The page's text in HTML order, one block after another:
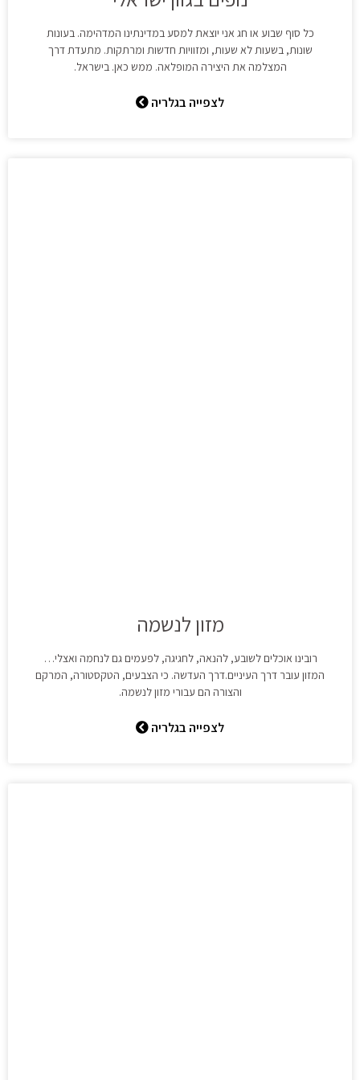
כל סוף שבוע או חג אני יוצאת למסע במדינתינו המדהימה. בעונות
שונות, בשעות לא שעות, ומזוויות חדשות ומרתקות. מתעדת דרך
המצלמה את היצירה המופלאה. ממש כאן. בישראל.
לצפייה בגלריה
מזון לנשמה
רובינו אוכלים לשובע, להנאה, לחגיגה, לפעמים גם לנחמה ואצלי…
המזון עובר דרך העיניים.דרך העדשה. כי הצבעים, הטקסטורה, המרקם
והצורה הם עבורי מזון לנשמה.
לצפייה בגלריה